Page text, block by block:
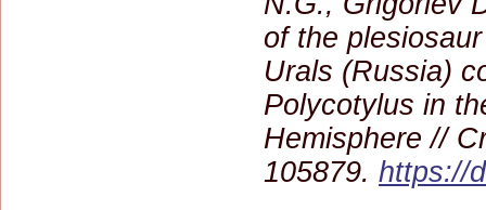
of the
Urals (Russia)
Polycotylus in
Hemisphere //
105879. https://